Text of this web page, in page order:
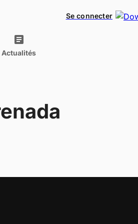
Se connecter
Actualités